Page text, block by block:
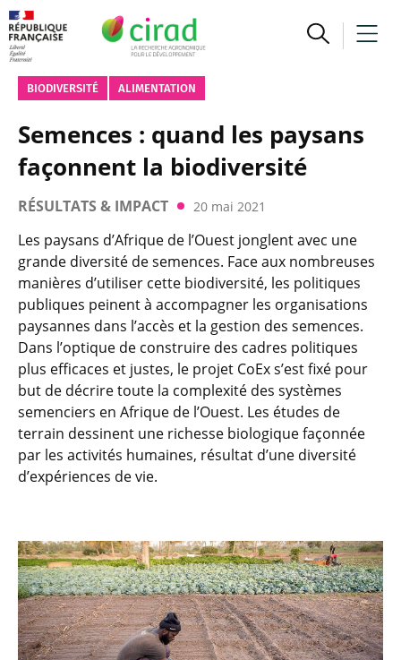
BIODIVERSITÉ ALIMENTATION
Semences : quand les paysans
façonnent la biodiversité
RÉSULTATS & IMPACT 20 mai 2021
Les paysans d’Afrique de l’Ouest jonglent avec une
grande diversité de semences. Face aux nombreuses
manières d’utiliser cette biodiversité, les politiques
publiques peinent à accompagner les organisations
paysannes dans l’accès et la gestion des semences.
Dans l’optique de construire des cadres politiques
plus efficaces et justes, le projet CoEx s’est fixé pour
but de décrire toute la complexité des systèmes
semenciers en Afrique de l’Ouest. Les études de
terrain dessinent une richesse biologique façonnée
par les activités humaines, résultat d’une diversité
d’expériences de vie.